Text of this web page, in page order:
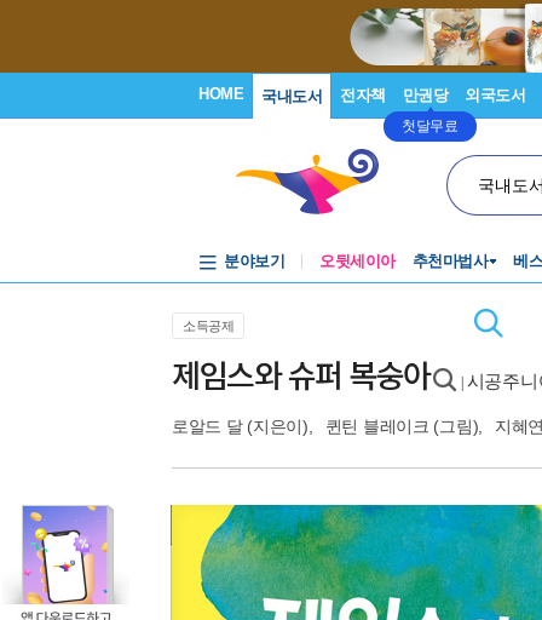
HOME 국내도서 전자책 만권당
첫달무료
외국도서
국내도
분야보기 오뒷세이아 추천마법사 베
소득공제
제임스와 슈퍼 복숭아 시공주니
로알드 달(지은이), 퀸틴 블레이크 (그림), 지혜